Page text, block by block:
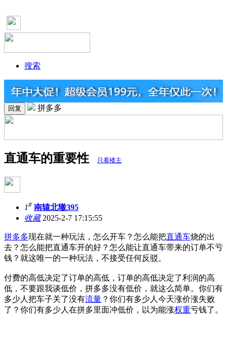
搜索
回复 拼多多
直通车的重要性 只看楼主
1# 南辕北辙395
收藏2025-2-7 17:15:55
拼多多现在就一种玩法，怎么开车？怎么能把直通车烧的出
去？怎么能把直通车开的好？怎么能让直通车带来的订单不亏
钱？就这唯一的一种玩法，不接受任何反驳。
付费的高低决定了订单的高低，订单的高低决定了利润的高
低，不要跟我谈低价，拼多多没有低价，就这么简单。你们有
多少人把车子关了没有流量 ？你们有多少人今天涨价涨失败
了？你们有多少人在拼多里面冲低价，以为能涨权重亏钱了。